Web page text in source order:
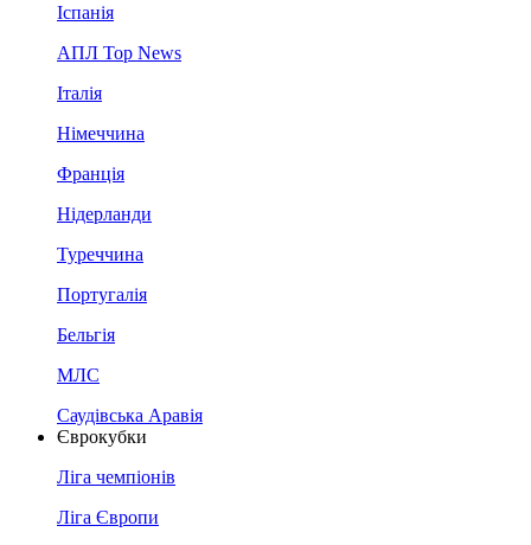
Іспанія
АПЛ Top News
Італія
Німеччина
Франція
Нідерланди
Туреччина
Португалія
Бельгія
МЛС
Саудівська Аравія
Єврокубки
Ліга чемпіонів
Ліга Європи